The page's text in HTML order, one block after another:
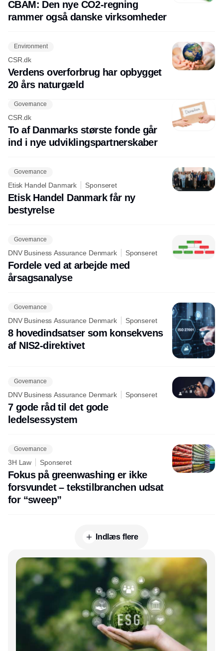
CBAM: Den nye CO2-regning
rammer også danske virksomheder
Environment
CSR.dk
Verdens overforbrug har opbygget
20 års naturgæld
Governance
CSR.dk
To af Danmarks største fonde går
ind i nye udviklingspartnerskaber
Governance
Etisk Handel Danmark Sponseret
Etisk Handel Danmark får ny
bestyrelse
Governance
DNV Business Assurance Denmark Sponseret
Fordele ved at arbejde med
årsagsanalyse
Governance
DNV Business Assurance Denmark Sponseret
8 hovedindsatser som konsekvens
af NIS2-direktivet
Governance
DNV Business Assurance Denmark Sponseret
7 gode råd til det gode
ledelsessystem
Governance
3H Law Sponseret
Fokus på greenwashing er ikke
forsvundet – tekstilbranchen udsat
for “sweep”
Indlæs flere
Annonce